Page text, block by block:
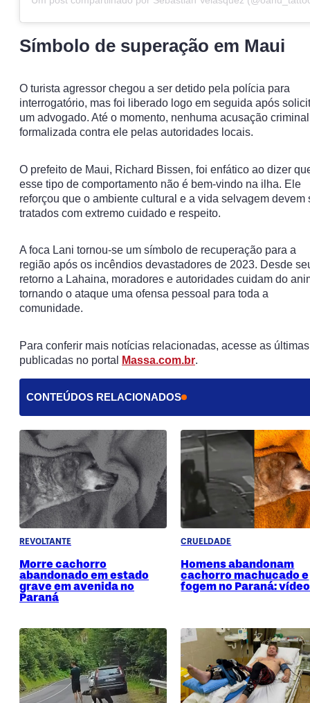
Símbolo de superação em Maui
O turista agressor chegou a ser detido pela polícia para
interrogatório, mas foi liberado logo em seguida após
um advogado. Até o momento, nenhuma acusação
formalizada contra ele pelas autoridades locais.
O prefeito de Maui, Richard Bissen, foi enfático ao dizer
esse tipo de comportamento não é bem-vindo na ilha. Ele
reforçou que o ambiente cultural e a vida selvagem devem
tratados com extremo cuidado e respeito.
A foca Lani tornou-se um símbolo de recuperação para a
região após os incêndios devastadores de 2023. Desde
retorno a Lahaina, moradores e autoridades cuidam do
tornando o ataque uma ofensa pessoal para toda a
comunidade.
Para conferir mais notícias relacionadas, acesse as últimas
publicadas no portal Massa.com.br.
CONTEÚDOS RELACIONADOS
REVOLTANTE
Morre cachorro
abandonado em estado
grave em avenida no
Paraná
CRUELDADE
Homens abandonam
cachorro machucado e
fogem no Paraná: vídeo